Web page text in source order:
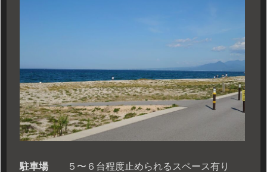
駐車場 ５〜６台程度止められるスペース有り